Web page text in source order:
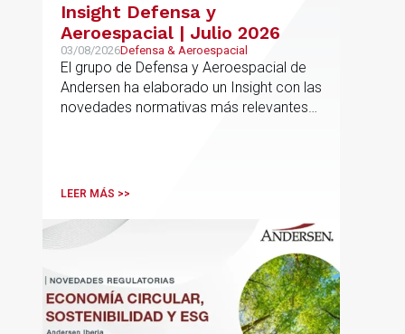
Insight Defensa y
Aeroespacial | Julio 2026
03/08/2026Defensa & Aeroespacial
El grupo de Defensa y Aeroespacial de
Andersen ha elaborado un Insight con las
novedades normativas más relevantes
LEER MÁS >>